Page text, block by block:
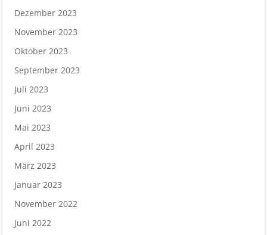
Dezember 2023
November 2023
Oktober 2023
September 2023
Juli 2023
Juni 2023
Mai 2023
April 2023
März 2023
Januar 2023
November 2022
Juni 2022